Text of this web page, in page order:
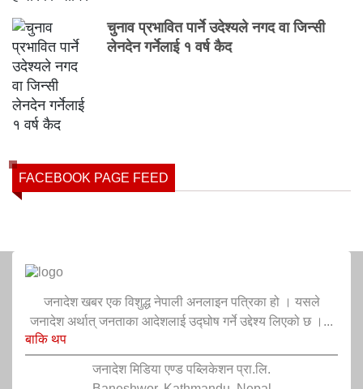
चुनाव प्रभावित पार्ने उदेश्यले नगद वा जिन्सी
लेनदेन गर्नेलाई १ वर्ष कैद
FACEBOOK PAGE FEED
जनादेश खबर एक विशुद्ध नेपाली अनलाइन पत्रिका हो । यसले
जनादेश अर्थात् जनताका आदेशलाई उद्घोष गर्ने उद्देश्य लिएको छ ।...
बाकि थप
जनादेश मिडिया एण्ड पब्लिकेशन प्रा.लि.